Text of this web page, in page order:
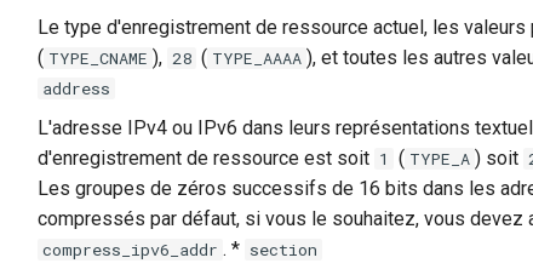
Le type d'enregistrement de ressource actuel, les
( TYPE_CNAME ), 28 ( TYPE_AAAA ), et toutes les autres
address
L'adresse IPv4 ou IPv6 dans leurs représentations
d'enregistrement de ressource est soit 1 ( TYPE_A ) soit
Les groupes de zéros successifs de 16 bits dans les
compressés par défaut, si vous le souhaitez, vous devez
compress_ipv6_addr . * section